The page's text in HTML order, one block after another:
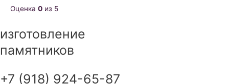
Оценка 0 из 5
изготовление
памятников
+7 (918) 924-65-87